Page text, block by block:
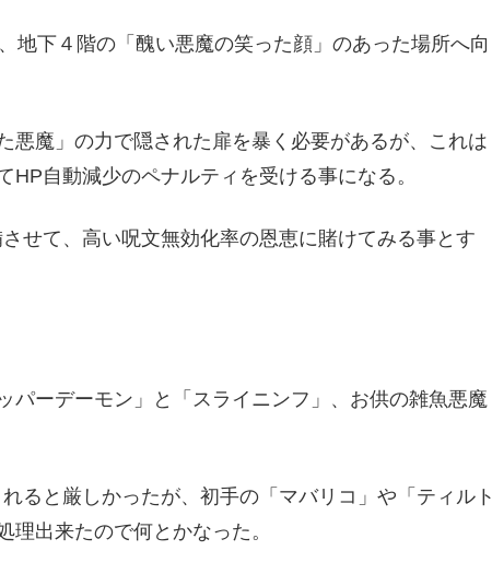
地下４階の「醜い悪魔の笑った顔」のあった場所へ向
悪魔」の力で隠された扉を暴く必要があるが、これは
自動減少のペナルティを受ける事になる。
せて、高い呪文無効化率の恩恵に賭けてみる事とす
パーデーモン」と「スライニンフ」、お供の雑魚悪魔
ると厳しかったが、初手の「マバリコ」や「ティルト
出来たので何とかなった。